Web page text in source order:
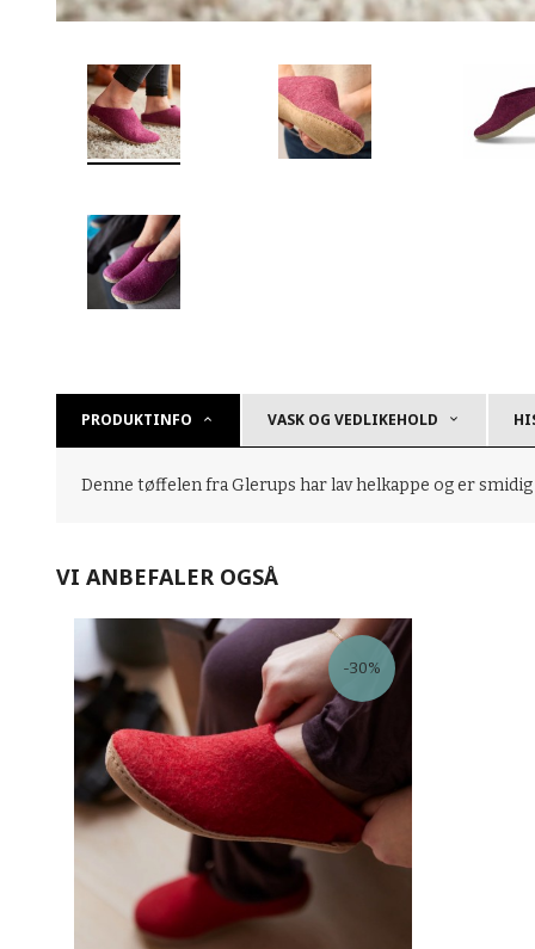
PRODUKTINFO VASK OG VEDLIKEHOLD
Denne tøffelen fra Glerups har lav helkappe og er
VI ANBEFALER OGSÅ
-30%